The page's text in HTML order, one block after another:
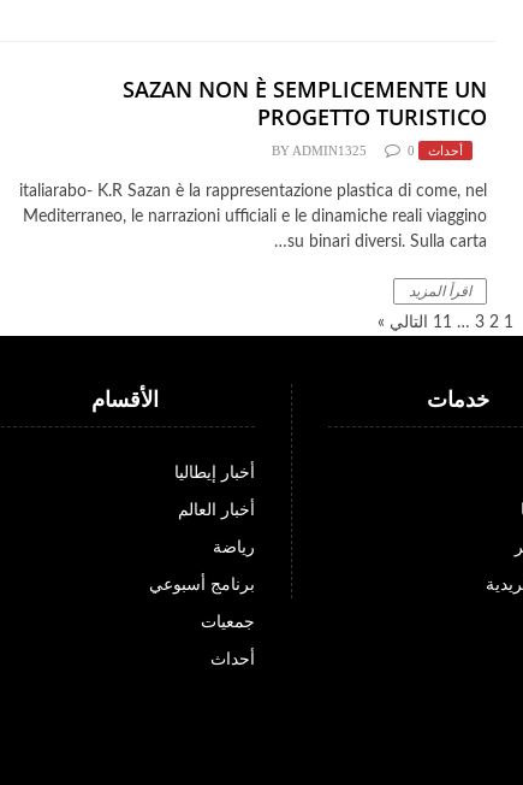
SAZAN NON È SEMPLICEMENTE UN
PROGETTO TURISTICO
أحداث BY ADMIN1325 0
italiarabo- K.R Sazan è la rappresentazione plastica di come, nel
Mediterraneo, le narrazioni ufficiali e le dinamiche reali viaggino
su binari diversi. Sulla carta…
اقرأ المزيد
1
2
3
…
11 التالي »
الأقسام
أخبار إيطاليا
أخبار العالم
رياضة
برنامج أسبوعي
جمعيات
أحداث
خدمات